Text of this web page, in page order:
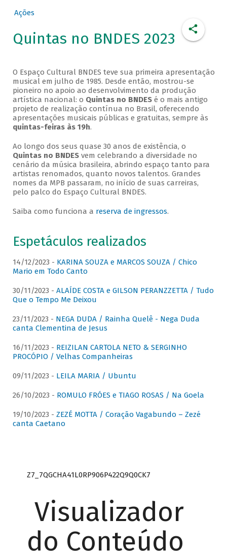
Ações
Quintas no BNDES 2023
O Espaço Cultural BNDES teve sua primeira apresentação
musical em julho de 1985. Desde então, mostrou-se
pioneiro no apoio ao desenvolvimento da produção
artística nacional: o Quintas no BNDESé o mais antigo
projeto de realização contínua no Brasil, oferecendo
apresentações musicais públicas e gratuitas, sempre às
quintas-feiras às 19h.
Ao longo dos seus quase 30 anos de existência, o
Quintas no BNDESvem celebrando a diversidade no
cenário da música brasileira, abrindo espaço tanto para
artistas renomados, quanto novos talentos. Grandes
nomes da MPB passaram, no início de suas carreiras,
pelo palco do Espaço Cultural BNDES.
Saiba como funciona a reserva de ingressos.
Espetáculos realizados
14/12/2023 - KARINA SOUZA e MARCOS SOUZA / Chico
Mario em Todo Canto
30/11/2023 - ALAÍDE COSTA e GILSON PERANZZETTA / Tudo
Que o Tempo Me Deixou
23/11/2023 - NEGA DUDA / Rainha Quelê - Nega Duda
canta Clementina de Jesus
16/11/2023 - REIZILAN CARTOLA NETO & SERGINHO
PROCÓPIO / Velhas Companheiras
09/11/2023 - LEILA MARIA / Ubuntu
26/10/2023 - ROMULO FRÓES e TIAGO ROSAS / Na Goela
19/10/2023 - ZEZÉ MOTTA / Coração Vagabundo – Zezé
canta Caetano
Z7_7QGCHA41L0RP906P422Q9Q0CK7
Visualizador
do Conteúdo